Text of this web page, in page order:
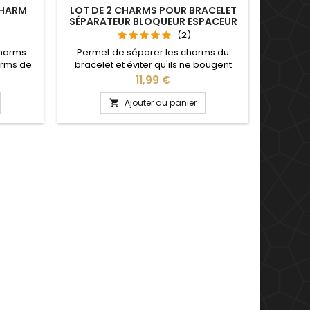
de
de
LOT DE 2 CHARMS POUR BRACELET
SÉPARATEUR BLOQUEUR ESPACEUR
(2)
Permet de séparer les charms du
bracelet et éviter qu'ils ne bougent
Compatible avec les bracelets
Pandora, Gnoce et les bracelets charm
de notre site idéal pour : Noël, Saint
Valentin, anniversaire, anniversaire de
mariage
Prix
11,99 €
 Ajouter au panier